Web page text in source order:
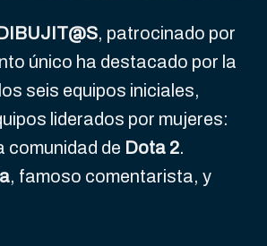
, patrocinado por
único ha destacado por la
seis equipos iniciales,
liderados por mujeres:
comunidad de Dota 2.
, famoso comentarista, y